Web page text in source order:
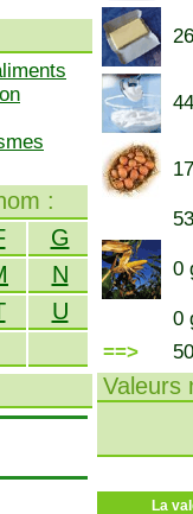
:
G
N
U
0
0
==>
Valeurs
La